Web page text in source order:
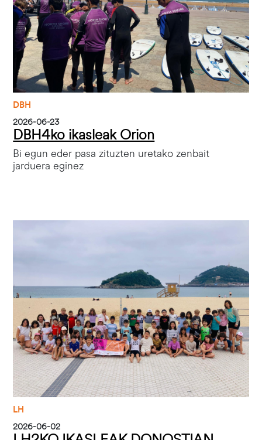
DBH
2026-06-23
DBH4ko ikasleak Orion
Bi egun eder pasa zituzten uretako zenbait
jarduera eginez
LH
2026-06-02